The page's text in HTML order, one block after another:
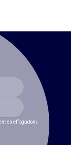
és elfogadom.